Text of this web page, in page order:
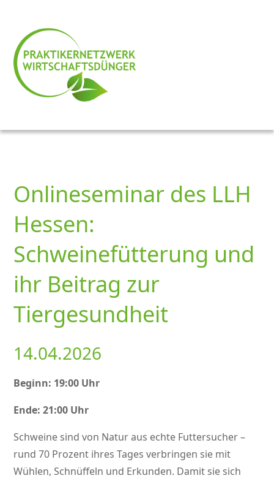
Onlineseminar des LLH
Hessen:
Schweinefütterung und
ihr Beitrag zur
Tiergesundheit
14.04.2026
Beginn: 19:00 Uhr
Ende: 21:00 Uhr
Schweine sind von Natur aus echte Futtersucher –
rund 70 Prozent ihres Tages verbringen sie mit
Wühlen, Schnüffeln und Erkunden. Damit sie sich